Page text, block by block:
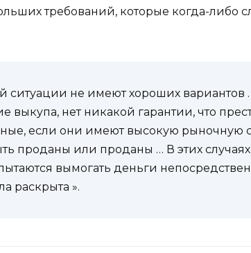
требований, которые когда-либо
ситуации не имеют хороших вариантов
выкупа, нет никакой гарантии, что
если они имеют высокую рыночную
проданы или проданы … В этих
вымогать деньги
раскрыта ».